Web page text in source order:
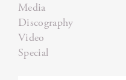
Media
Discography
Video
Special